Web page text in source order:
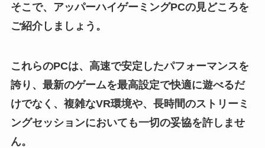
そこで、アッパーハイゲーミングPCの見どころを
ご紹介しましょう。
これらのPCは、高速で安定したパフォーマンスを
誇り、最新のゲームを最高設定で快適に遊べるだ
けでなく、複雑なVR環境や、長時間のストリーミ
ングセッションにおいても一切の妥協を許しませ
ん。